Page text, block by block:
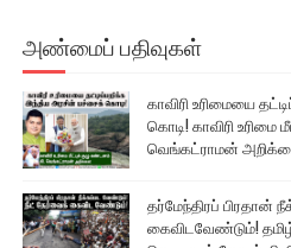
அண்மைப் பதிவுகள்
காவிரி உரிமையை
கொடி! காவிரி உரிமை
வெங்கட்ராமன்
தர்மேந்திரப்
கைவிடவேண்டும்!